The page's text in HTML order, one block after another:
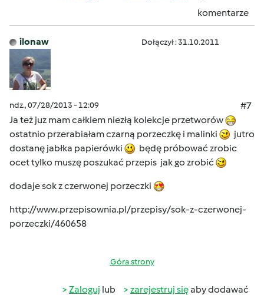
komentarze
ilonaw Dołączył : 31.10.2011
ndz., 07/28/2013 - 12:09
#7
Ja też juz mam całkiem niezłą kolekcje przetworów
ostatnio przerabiałam czarną porzeczkę i malinki
jutro
dostanę jabłka papierówki
będę próbować zrobic
ocet tylko muszę poszukać przepis jak go zrobić
dodaje sok z czerwonej porzeczki
http://www.przepisownia.pl/przepisy/sok-z-czerwonej-
porzeczki/460658
Góra strony
Zaloguj lub zarejestruj sięaby dodawać